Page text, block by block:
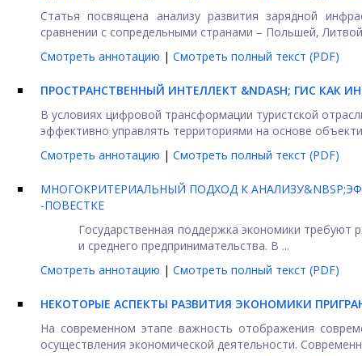
Статья посвящена анализу развития зарядной
сравнении с сопредельными странами – Польшей,
Смотреть аннотацию | Смотреть полный текст (PDF)
ПРОСТРАНСТВЕННЫЙ ИНТЕЛЛЕКТ &NDASH; ГИС КАК
В условиях цифровой трансформации туристской
эффективно управлять территориями на основе
Смотреть аннотацию | Смотреть полный текст (PDF)
МНОГОКРИТЕРИАЛЬНЫЙ ПОДХОД К
-ПОВЕСТКЕ
Государственная поддержка экономики требуют
и среднего предпринимательства. В ...
Смотреть аннотацию | Смотреть полный текст (PDF)
НЕКОТОРЫЕ АСПЕКТЫ РАЗВИТИЯ ЭКОНОМИКИ
На современном этапе важность отображения
осуществления экономической деятельности.